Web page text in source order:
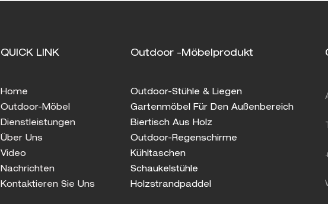
QUICK LINK
Home
Outdoor-Möbel
Dienstleistungen
Über Uns
Video
Nachrichten
Kontaktieren Sie Uns
Outdoor -Möbelprodukt
Outdoor-Stühle & Liegen
Gartenmöbel Für Den Außenbereich
Biertisch Aus Holz
Outdoor-Regenschirme
Kühltaschen
Schaukelstühle
Holzstrandpaddel